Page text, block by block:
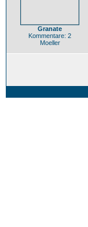
Granate
Kommentare: 2
Moeller